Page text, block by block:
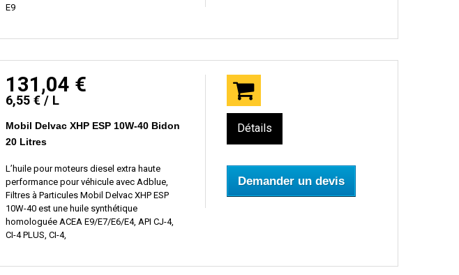
E9
131,04 €
6,55 € / L
Mobil Delvac XHP ESP 10W-40 Bidon
20 Litres
L’huile pour moteurs diesel extra haute
performance pour véhicule avec Adblue,
Filtres à Particules Mobil Delvac XHP ESP
10W-40 est une huile synthétique
homologuée ACEA E9/E7/E6/E4, API CJ-4,
CI-4 PLUS, CI-4,
Détails
Demander un devis